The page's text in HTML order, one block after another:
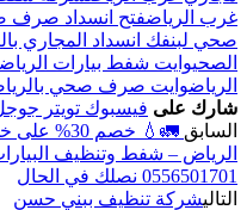
غرب الرياضفتح انسداد صرف
صحي لبنفك انسداد المجاري
الصحيوايت شفط بيارات الرياض
الرياضوايت صرف صحي
شارك على فيسبوك تويتر
السابق
🚛💧 خصم
الرياض – شفط وتنظيف
0556501701 نصلك في الحال
التاليشركة تنظيف ببني حسن